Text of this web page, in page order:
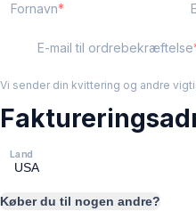
Fornavn
E-mail til ordrebekræftelse
Vi sender din kvittering og andre
Land
Køber du til nogen andre?